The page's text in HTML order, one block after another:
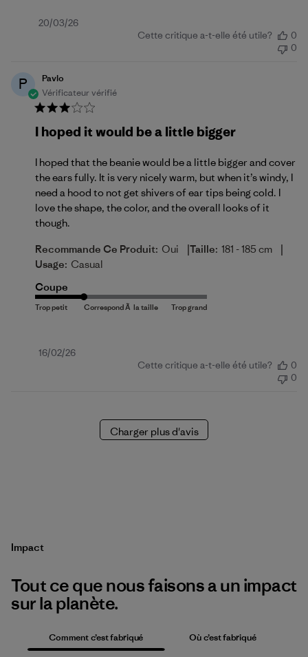
Date
20/03/26
Cette critique a-t-elle été utile?
0
0
P
Pavlo
Vérificateur vérifié
I hoped it would be a little bigger
I hoped that the beanie would be a little bigger and cover
the ears fully. It is very nicely warm, but when it’s windy, I
need a hood to not get shivers of ear tips being cold. I
love the shape, the color, and the overall looks of it
though.
Recommande Ce Produit: Oui |Taille: 181 - 185 cm |
Usage: Casual
Coupe
Date
16/02/26
Cette critique a-t-elle été utile?
0
0
Charger plus d'avis
Impact
Tout ce que nous faisons a un impact
sur la planète.
Comment c’est fabriqué Où c’est fabriqué